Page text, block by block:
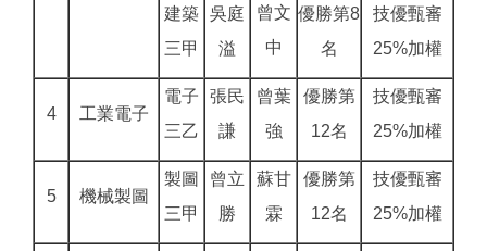
曾文
中
建築
三甲
吳庭
溢
優勝第8
名
技優甄審
25%加權
4 工業電子
電子
三乙
張民
謙
曾葉
強
優勝第
12名
技優甄審
25%加權
5 機械製圖
製圖
三甲
曾立
勝
蘇甘
霖
優勝第
12名
技優甄審
25%加權